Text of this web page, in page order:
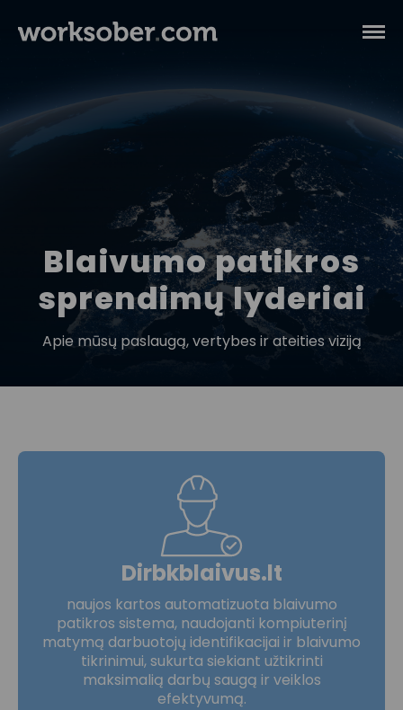
Blaivumo patikros
sprendimų lyderiai
Apie mūsų paslaugą, vertybes ir ateities viziją
Dirbkblaivus.lt
naujos kartos automatizuota blaivumo
patikros sistema, naudojanti kompiuterinį
matymą darbuotojų identifikacijai ir blaivumo
tikrinimui, sukurta siekiant užtikrinti
maksimalią darbų saugą ir veiklos
efektyvumą.